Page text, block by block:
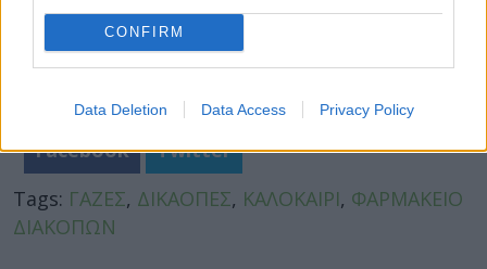
CONFIRM
Data Deletion Data Access Privacy Policy
Facebook
Twitter
Tags: ΓΑΖΕΣ, ΔΙΚΑΟΠΕΣ, ΚΑΛΟΚΑΙΡΙ, ΦΑΡΜΑΚΕΙΟ
ΔΙΑΚΟΠΩΝ